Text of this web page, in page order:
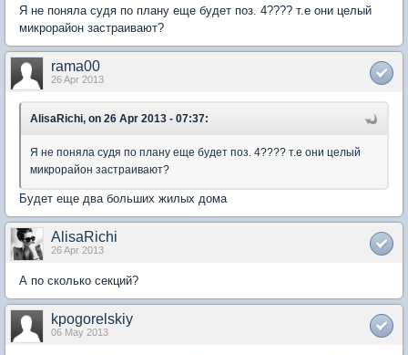
Я не поняла судя по плану еще будет поз. 4???? т.е они целый
микрорайон застраивают?
rama00
26 Apr 2013
AlisaRichi, on 26 Apr 2013 - 07:37:
Я не поняла судя по плану еще будет поз. 4???? т.е они целый
микрорайон застраивают?
Будет еще два больших жилых дома
AlisaRichi
26 Apr 2013
А по сколько секций?
kpogorelskiy
06 May 2013